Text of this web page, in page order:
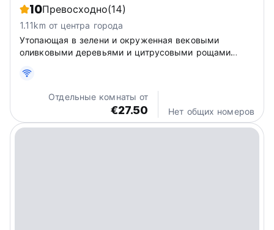
10Превосходно(14)
1.11km от центра города
Утопающая в зелени и окруженная вековыми
оливковыми деревьями и цитрусовыми рощами
добраться по древней римской дороге.
Отдельные комнаты от
€27.50 Нет общих номеров